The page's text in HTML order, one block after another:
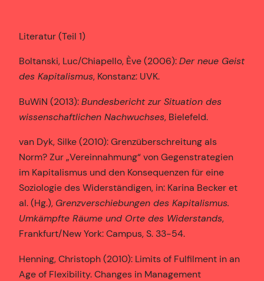
Literatur (Teil 1)
Boltanski, Luc/Chiapello, Ève (2006):Der neue Geist
des Kapitalismus, Konstanz: UVK.
BuWiN (2013):Bundesbericht zur Situation des
wissenschaftlichen Nachwuchses, Bielefeld.
van Dyk, Silke (2010): Grenzüberschreitung als
Norm? Zur „Vereinnahmung“ von Gegenstrategien
im Kapitalismus und den Konsequenzen für eine
Soziologie des Widerständigen, in: Karina Becker et
al. (Hg.), Grenzverschiebungen des Kapitalismus.
Umkämpfte Räume und Orte des Widerstands,
Frankfurt/New York: Campus, S. 33-54.
Henning, Christoph (2010): Limits of Fulfilment in an
Age of Flexibility. Changes in Management